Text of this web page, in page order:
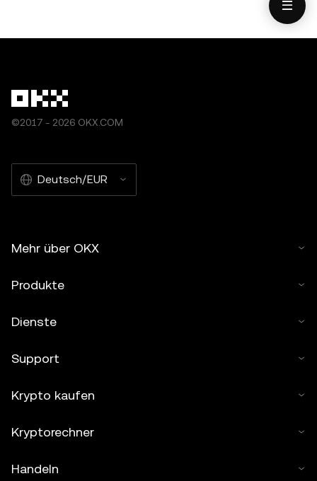
©2017 - 2026 OKX.COM
Deutsch/EUR
Mehr über OKX
Produkte
Dienste
Support
Krypto kaufen
Kryptorechner
Handeln